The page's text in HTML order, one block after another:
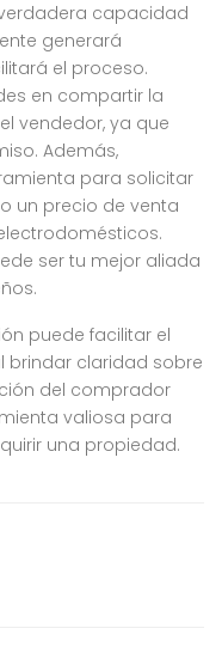
capacidad
generará
el proceso.
en compartir la
vendedor, ya que
Además,
para solicitar
un precio de venta
ser tu mejor aliada
puede facilitar el
brindar claridad sobre
del comprador
valiosa para
una propiedad.